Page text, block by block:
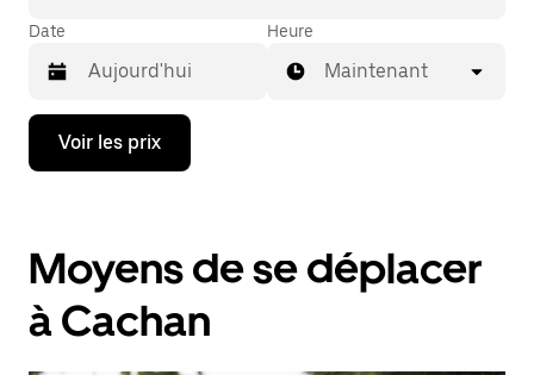
Date
Appuyez
la
bas
pour
ouvrir
le
calendrier
Heure
Maintenant
Voir les prix
Moyens de se déplacer
à Cachan